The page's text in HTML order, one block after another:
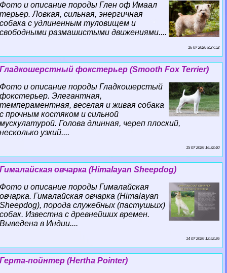
Фото и описание породы Глен оф Имаал
терьер. Ловкая, сильная, энергичная
собака с удлиненным туловищем и
свободными размашистыми движениями....
16 07 2026 8:27:52
Гладкошерстный фокстерьер (Smooth Fox Terrier)
Фото и описание породы Гладкошерстый
фокстерьер. Элегантная,
темпераментная, веселая и живая собака
с прочным костяком и сильной
мускулатурой. Голова длинная, череп плоский,
несколько узкий....
15 07 2026 16:32:40
Гималайская овчарка (Himalayan Sheepdog)
Фото и описание породы Гималайская
овчарка. Гималайская овчарка (Himalayan
Sheepdog), порода служебных (пастушьих)
собак. Известна с древнейших времен.
Выведена в Индии....
14 07 2026 12:52:26
Герта-пойнтер (Hertha Pointer)